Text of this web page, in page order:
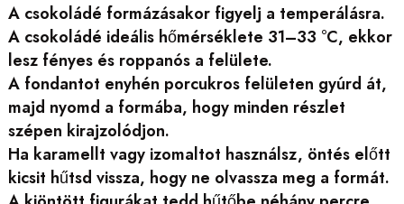
A csokoládé formázásakor figyelj a temperálásra.
A csokoládé ideális hőmérséklete 31–33 °C, ekkor
lesz fényes és roppanós a felülete.
A fondantot enyhén porcukros felületen gyúrd át,
majd nyomd a formába, hogy minden részlet
szépen kirajzolódjon.
Ha karamellt vagy izomaltot használsz, öntés előtt
kicsit hűtsd vissza, hogy ne olvassza meg a formát.